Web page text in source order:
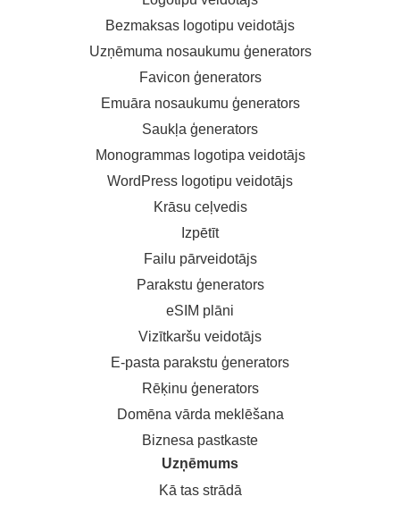
Bezmaksas logotipu veidotājs
Uzņēmuma nosaukumu ģenerators
Favicon ģenerators
Emuāra nosaukumu ģenerators
Saukļa ģenerators
Monogrammas logotipa veidotājs
WordPress logotipu veidotājs
Krāsu ceļvedis
Izpētīt
Failu pārveidotājs
Parakstu ģenerators
eSIM plāni
Vizītkaršu veidotājs
E-pasta parakstu ģenerators
Rēķinu ģenerators
Domēna vārda meklēšana
Biznesa pastkaste
Uzņēmums
Kā tas strādā